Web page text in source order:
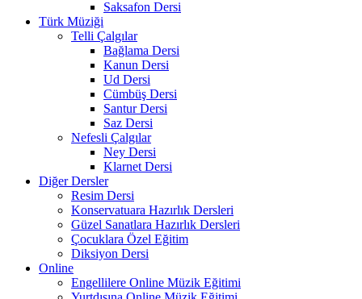
Saksafon Dersi
Türk Müziği
Telli Çalgılar
Bağlama Dersi
Kanun Dersi
Ud Dersi
Cümbüş Dersi
Santur Dersi
Saz Dersi
Nefesli Çalgılar
Ney Dersi
Klarnet Dersi
Diğer Dersler
Resim Dersi
Konservatuara Hazırlık Dersleri
Güzel Sanatlara Hazırlık Dersleri
Çocuklara Özel Eğitim
Diksiyon Dersi
Online
Engellilere Online Müzik Eğitimi